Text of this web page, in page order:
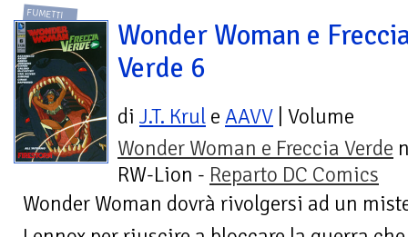
FUMETTI
Wonder Woman e
Verde 6
di J.T. Krul e AAVV | Volume
Wonder Woman e Freccia Verde
RW-Lion - Reparto DC Comics
Wonder Woman dovrà rivolgersi ad un